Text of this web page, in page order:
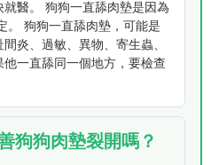
醫。 狗狗一直舔肉墊是因為
。 狗狗一直舔肉墊，可能是
炎、過敏、異物、寄生蟲、
一直舔同一個地方，要檢查
狗狗肉墊裂開嗎？